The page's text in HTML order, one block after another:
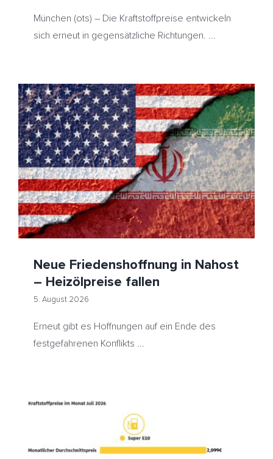
für Preissenkungen
München (ots) – Die Kraftstoffpreise entwickeln
sich erneut in gegensätzliche Richtungen. ...
Neue Friedenshoffnung in Nahost – Heizölpreise fallen
HeizölNews Iran USA
Neue Friedenshoffnung in Nahost
– Heizölpreise fallen
5. August 2026
Erneut gibt es Hoffnungen auf ein Ende des
festgefahrenen Konflikts ...